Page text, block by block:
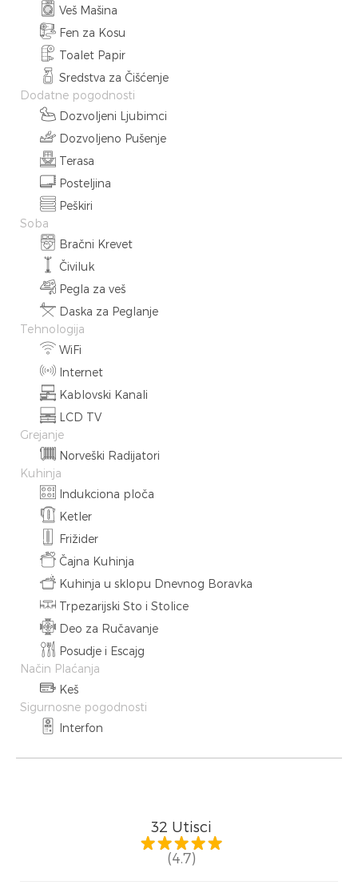
Veš Mašina
Fen za Kosu
Toalet Papir
Sredstva za Čišćenje
Dodatne pogodnosti
Dozvoljeni Ljubimci
Dozvoljeno Pušenje
Terasa
Posteljina
Peškiri
Soba
Bračni Krevet
Čiviluk
Pegla za veš
Daska za Peglanje
Tehnologija
WiFi
Internet
Kablovski Kanali
LCD TV
Grejanje
Norveški Radijatori
Kuhinja
Indukciona ploča
Ketler
Frižider
Čajna Kuhinja
Kuhinja u sklopu Dnevnog Boravka
Trpezarijski Sto i Stolice
Deo za Ručavanje
Posudje i Escajg
Način Plaćanja
Keš
Sigurnosne pogodnosti
Interfon
32 Utisci
(4.7)